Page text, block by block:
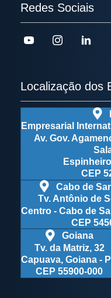
Redes Sociais
Localização dos
Empresarial
Av. Gov.
CEP
Cabo de
Tv. Antônio de
Centro - Cabo de
CEP
Goiana
Tv. da Matriz, 32
Capuava, Goiana -
CEP 55900-000